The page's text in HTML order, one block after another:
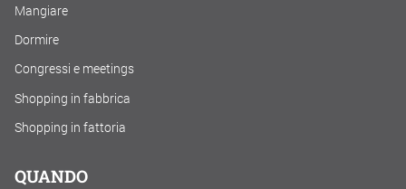
Mangiare
Dormire
Congressi e meetings
Shopping in fabbrica
Shopping in fattoria
QUANDO